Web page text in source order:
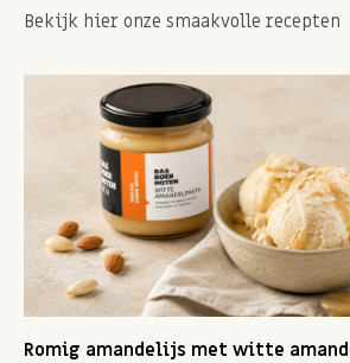
Bekijk hier onze smaakvolle recepten
Romig amandelijs met witte